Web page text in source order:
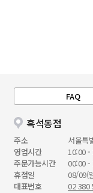
FAQ
흑석동점
주소
서울특
영업시간
10:00 -
주문가능시간
00:00 -
휴점일
08/09(
대표번호
02 380